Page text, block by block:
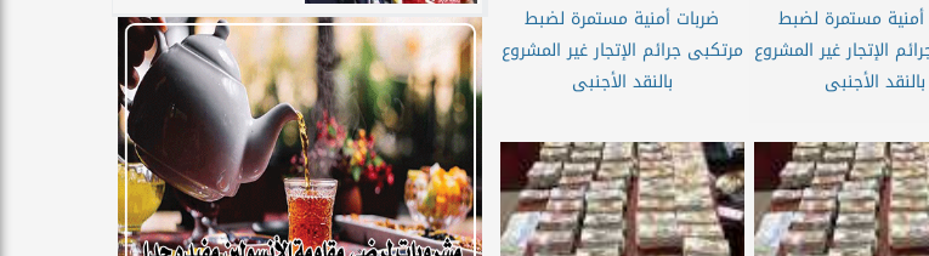
أمنية مستمرة لضبط
الإتجار غير المشروع
بالنقد الأجنبى
ضربات أمنية مستمرة لضبط
مرتكبى جرائم الإتجار غير المشروع
بالنقد الأجنبى